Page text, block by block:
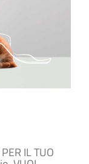
IL TUO